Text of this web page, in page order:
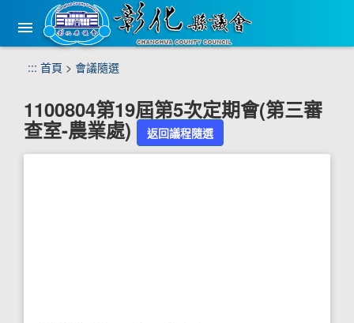
機
::: 首頁 > 會議隨選
1100804第19屆第5次定期會(第三審
查室-農業處) 返回議程隨選